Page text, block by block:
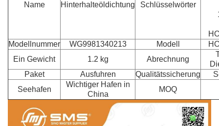
Name Hinterhalteöldichtung Schlüsselwörter
Modellnummer
WG9981340213 Modell
Ein Gewicht
1.2 kg Abrechnung
Paket
Ausfuhren Qualitätssicherung
Seehafen
Wichtiger Hafen in
China
MOQ